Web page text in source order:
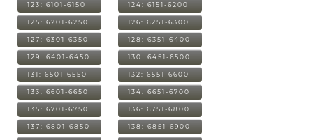
123: 6101-6150 124: 6151-6200
125: 6201-6250 126: 6251-6300
127: 6301-6350 128: 6351-6400
129: 6401-6450 130: 6451-6500
131: 6501-6550 132: 6551-6600
133: 6601-6650 134: 6651-6700
135: 6701-6750 136: 6751-6800
137: 6801-6850 138: 6851-6900